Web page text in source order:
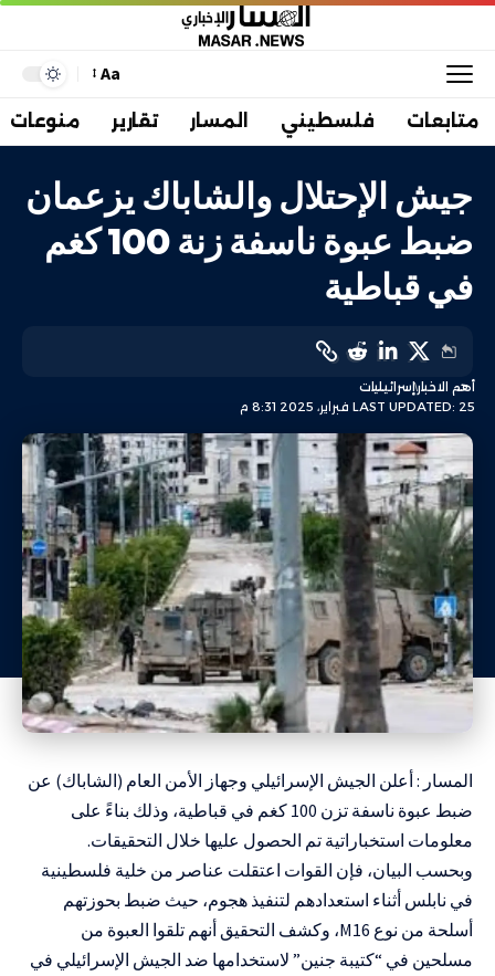
Aa
متابعات فلسطيني المسار تقارير منوعات
جيش الإحتلال والشاباك يزعمان
ضبط عبوة ناسفة زنة 100 كغم
في قباطية
LAST UPDATED: 25 فبراير، 2025 8:31 م
أهم الاخبارإسرائيليات
المسار : أعلن الجيش الإسرائيلي وجهاز الأمن العام (الشاباك) عن
ضبط عبوة ناسفة تزن 100 كغم في قباطية، وذلك بناءً على
معلومات استخباراتية تم الحصول عليها خلال التحقيقات.
وبحسب البيان، فإن القوات اعتقلت عناصر من خلية فلسطينية
في نابلس أثناء استعدادهم لتنفيذ هجوم، حيث ضبط بحوزتهم
أسلحة من نوع M16، وكشف التحقيق أنهم تلقوا العبوة من
مسلحين في “كتيبة جنين” لاستخدامها ضد الجيش الإسرائيلي في